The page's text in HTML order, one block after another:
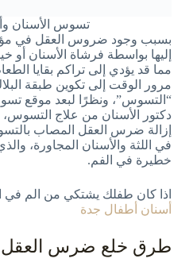
تسوس الأسنان
بسبب وجود ضروس العقل في
إليها بواسطة فرشاة الأسنان أو
مما قد يؤدي إلى تراكم بقايا
مرور الوقت إلى تكوين طبقة
“التسوس”، ونظرًا لبعد موقع
دكتور الأسنان من علاج التسوس،
إزالة ضرس العقل المصاب
في اللثة والأسنان المجاورة،
خطيرة في الفم.
اذا كان طفلك يشتكي من الم في
أسنان أطفال جدة
طرق خلع ضرس العقل